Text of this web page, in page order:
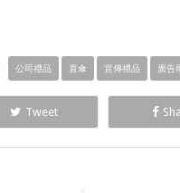
公司禮品 直傘 宣傳禮品 廣告
Tweet